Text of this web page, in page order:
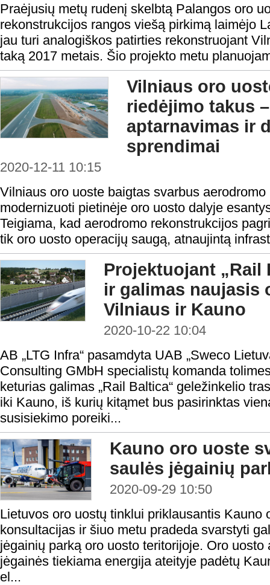
Praėjusių metų rudenį skelbtą Palangos oro
rekonstrukcijos rangos viešą pirkimą laimėjo
jau turi analogiškos patirties rekonstruojant
taką 2017 metais. Šio projekto metu
Vilniaus oro
riedėjimo takus
aptarnavimas ir
sprendimai
2020-12-11 10:15
Vilniaus oro uoste baigtas svarbus
modernizuoti pietinėje oro uosto dalyje
Teigiama, kad aerodromo rekonstrukcijos
tik oro uosto operacijų saugą, atnaujintą
Projektuojant „Rail
ir galimas naujasis
Vilniaus ir Kauno
2020-10-22 10:04
AB „LTG Infra“ pasamdyta UAB „Sweco
Consulting GMbH specialistų komanda
keturias galimas „Rail Baltica“ geležinkelio
iki Kauno, iš kurių kitąmet bus pasirinktas
susisiekimo poreiki...
Kauno oro uoste
saulės jėgainių
2020-09-29 10:50
Lietuvos oro uostų tinklui priklausantis Kauno
konsultacijas ir šiuo metu pradeda svarstyti
jėgainių parką oro uosto teritorijoje. Oro
jėgainės tiekiama energija ateityje padėtų
el...